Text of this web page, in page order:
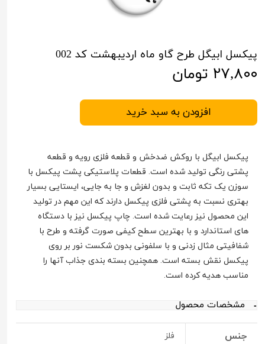
پیکسل ابیگل طرح گاو ماه اردیبهشت کد 002
۲۷,۸۰۰ تومان
افزودن به سبد خرید
پیکسل ابیگل با روکش ضدخش و قطعه فلزی رویه و قطعه
پشتی رنگی تولید شده است. قطعات پلاستیکی پشت پیکسل با
سوزن یک تکه ثابت و بدون لغزش و جا به جایی، ایستایی بسیار
بهتری نسبت به پشتی فلزی پیکسل دارند که این مهم در تولید
این محصول نیز رعایت شده است. چاپ پیکسل نیز با دستگاه
های استاندارد و با بهترین سطح کیفی صورت گرفته و طرح با
شفافیتی مثال زدنی و با سلفونی بدون شکست نور بر روی
پیکسل نقش بسته است. همچنین بسته بندی جذاب آنها را
مناسب هدیه کرده است.
مشخصات محصول
جنس فلز